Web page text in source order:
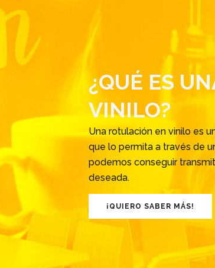
¿QUÉ ES
VINILO?
Una rotulación en vinilo es
que lo permita a través de
podemos conseguir
deseada.
¡QUIERO SABER MÁS!